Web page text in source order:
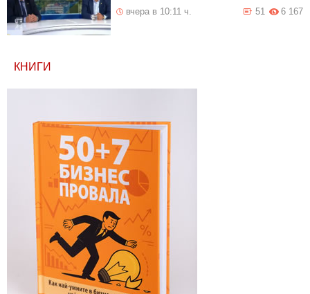
вчера в 10:11 ч. 6 167
51
КНИГИ